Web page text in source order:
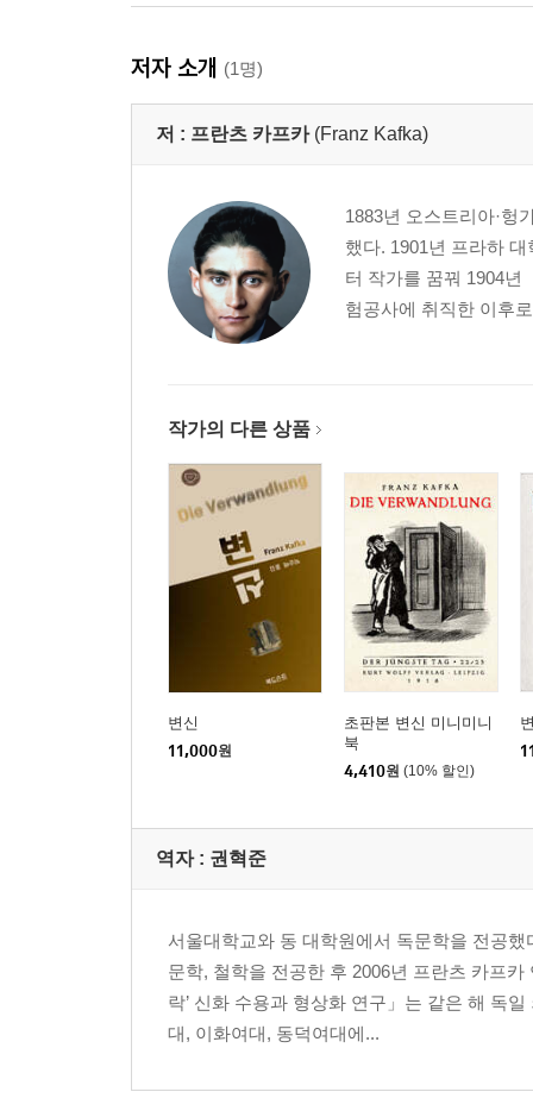
저자 소개 (1명)
저 : 프란츠 카프카 (Franz Kafka)
1883년 오스트리아·헝
했다. 1901년 프라하
터 작가를 꿈꿔 1904년
험공사에 취직한 이후
작가의 다른 상품
변신
11,000원
초판본 변신 미니미니
북
4,410원 (10% 할인)
역자 : 권혁준
서울대학교와 동 대학원에서 독문학을 전공
문학, 철학을 전공한 후 2006년 프란츠 카프
락’ 신화 수용과 형상화 연구」는 같은 해 독
대, 이화여대, 동덕여대에...